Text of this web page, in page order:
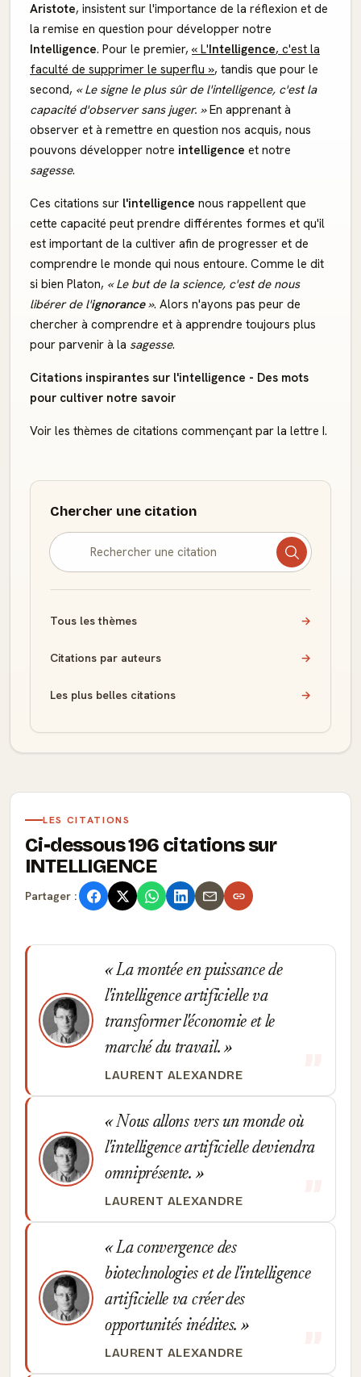
Aristote, insistent sur l'importance de la réflexion et de
la remise en question pour développer notre
Intelligence. Pour le premier, « L'Intelligence, c'est la
faculté de supprimer le superflu », tandis que pour le
second, « Le signe le plus sûr de l'intelligence, c'est la
capacité d'observer sans juger. »En apprenant à
observer et à remettre en question nos acquis, nous
pouvons développer notre intelligence et notre
sagesse.
Ces citations sur l'intelligence nous rappellent que
cette capacité peut prendre différentes formes et qu'il
est important de la cultiver afin de progresser et de
comprendre le monde qui nous entoure. Comme le dit
si bien Platon, « Le but de la science, c'est de nous
libérer de l'ignorance». Alors n'ayons pas peur de
chercher à comprendre et à apprendre toujours plus
pour parvenir à la sagesse.
Citations inspirantes sur l'intelligence - Des mots
pour cultiver notre savoir
Voir les thèmes de citations commençant par la lettre I.
Chercher une citation
Tous les thèmes →
Citations par auteurs →
Les plus belles citations →
LES CITATIONS
Ci-dessous 196 citations sur
INTELLIGENCE
Partager :
La montée en puissance de
l'intelligence artificielle va
transformer l'économie et le
marché du travail.
LAURENT ALEXANDRE
Nous allons vers un monde où
l'intelligence artificielle deviendra
omniprésente.
LAURENT ALEXANDRE
La convergence des
biotechnologies et de l'intelligence
artificielle va créer des
opportunités inédites.
LAURENT ALEXANDRE